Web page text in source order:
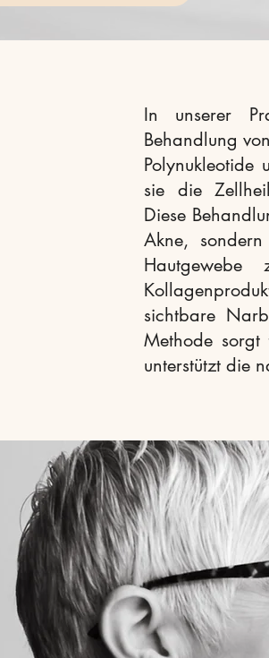
In unserer
Behandlung
Polynukleotide
sie die
Diese
Akne,
sichtbare
Methode
unterstützt die